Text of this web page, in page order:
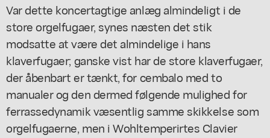
Var dette koncertagtige anlæg almindeligt i de
store orgelfugaer, synes næsten det stik
modsatte at være det almindelige i hans
klaverfugaer; ganske vist har de store klaverfugaer,
der åbenbart er tænkt, for cembalo med to
manualer og den dermed følgende mulighed for
ferrassedynamik væsentlig samme skikkelse som
orgelfugaerne, men i Wohltemperirtes Clavier